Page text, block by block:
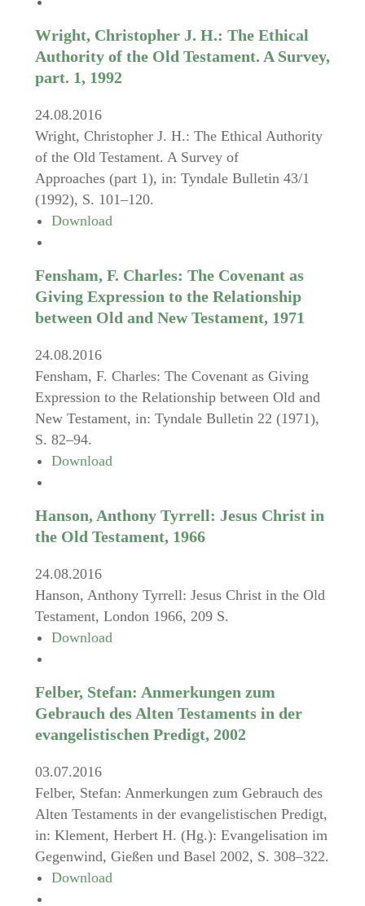
Wright, Christopher J. H.: The Ethical
Authority of the Old Testament. A Survey,
part. 1, 1992
24.08.2016
Wright, Christopher J. H.: The Ethical Authority
of the Old Testament. A Survey of
Approaches (part 1), in: Tyndale Bulletin 43/1
(1992), S. 101–120.
Download
Fensham, F. Charles: The Covenant as
Giving Expression to the Relationship
between Old and New Testament, 1971
24.08.2016
Fensham, F. Charles: The Covenant as Giving
Expression to the Relationship between Old and
New Testament, in: Tyndale Bulletin 22 (1971),
S. 82–94.
Download
Hanson, Anthony Tyrrell: Jesus Christ in
the Old Testament, 1966
24.08.2016
Hanson, Anthony Tyrrell: Jesus Christ in the Old
Testament, London 1966, 209 S.
Download
Felber, Stefan: Anmerkungen zum
Gebrauch des Alten Testaments in der
evangelistischen Predigt, 2002
03.07.2016
Felber, Stefan: Anmerkungen zum Gebrauch des
Alten Testaments in der evangelistischen Predigt,
in: Klement, Herbert H. (Hg.): Evangelisation im
Gegenwind, Gießen und Basel 2002, S. 308–322.
Download